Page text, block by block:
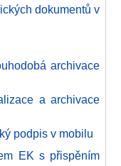
dokumentů v
archivace
a archivace
podpis v mobilu
EK s přispěním